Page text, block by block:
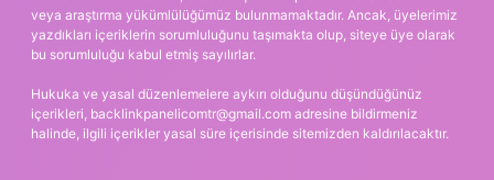
veya araştırma yükümlülüğümüz bulunmamaktadır. Ancak, üyelerimiz
yazdıkları içeriklerin sorumluluğunu taşımakta olup, siteye üye olarak
bu sorumluluğu kabul etmiş sayılırlar.
Hukuka ve yasal düzenlemelere aykırı olduğunu düşündüğünüz
içerikleri, backlinkpanelicomtr@gmail.com adresine bildirmeniz
halinde, ilgili içerikler yasal süre içerisinde sitemizden kaldırılacaktır.